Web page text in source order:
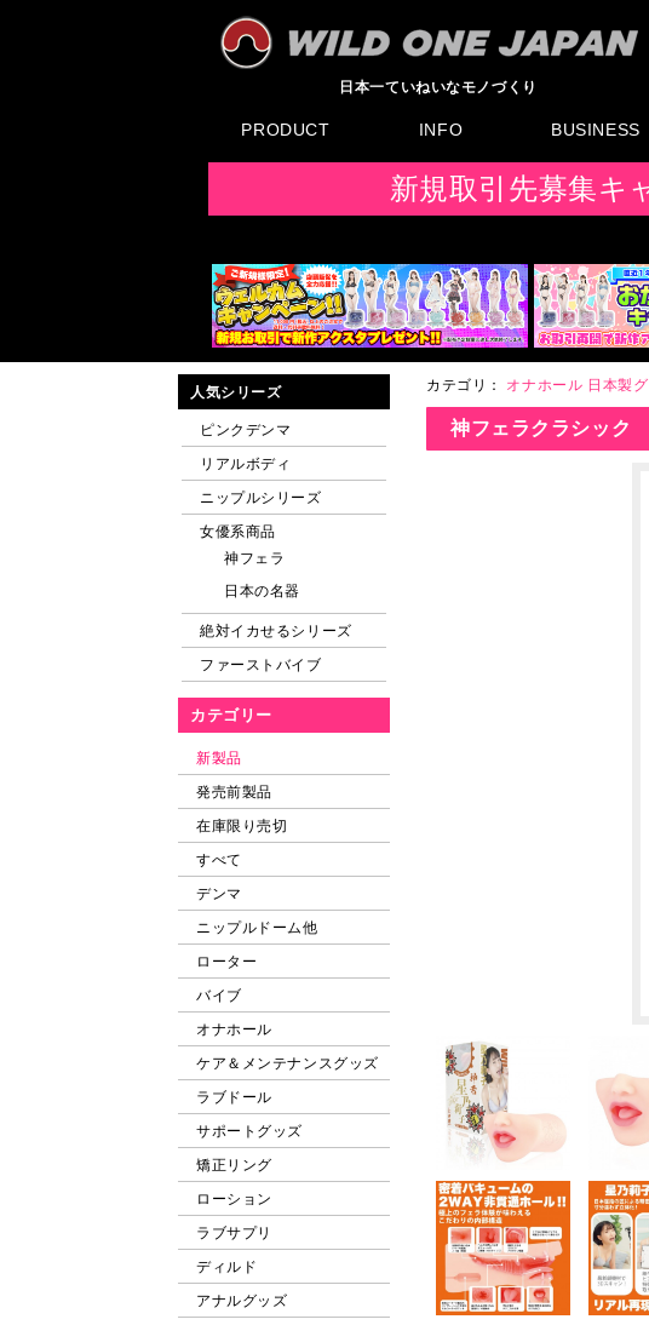
日本一ていねいなモノづくり
PRODUCT INFO
製品情報
お知らせ
イベント・展示会
メディア掲載
BUSINESS
会員登録
注文方法・卸売り
いて
FAX注文書
カタログ
販促物配布
代理店契約について
新規取引先募集キ
人気シリーズ
ピンクデンマ
リアルボディ
ニップルシリーズ
女優系商品
神フェラ
日本の名器
絶対イカせるシリーズ
ファーストバイブ
カテゴリー
新製品
発売前製品
在庫限り売切
すべて
デンマ
ニップルドーム他
ローター
バイブ
オナホール
ケア＆メンテナンスグッズ
ラブドール
サポートグッズ
矯正リング
ローション
ラブサプリ
ディルド
アナルグッズ
カテゴリ： オナホール 日本製
神フェラクラシック